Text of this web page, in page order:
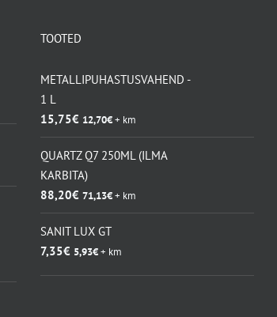
TOOTED
METALLIPUHASTUSVAHEND -
1 L
15,75€ 12,70€+ km
QUARTZ Q7 250ML (ILMA
KARBITA)
88,20€ 71,13€+ km
SANIT LUX GT
7,35€ 5,93€+ km